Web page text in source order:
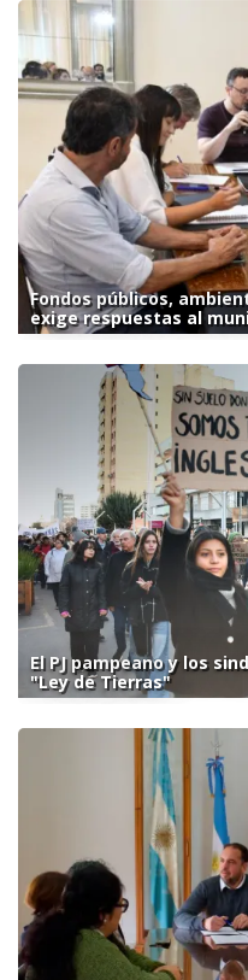
Fondos públicos,
exige respuestas al
El PJ pampeano y los
"Ley de Tierras"